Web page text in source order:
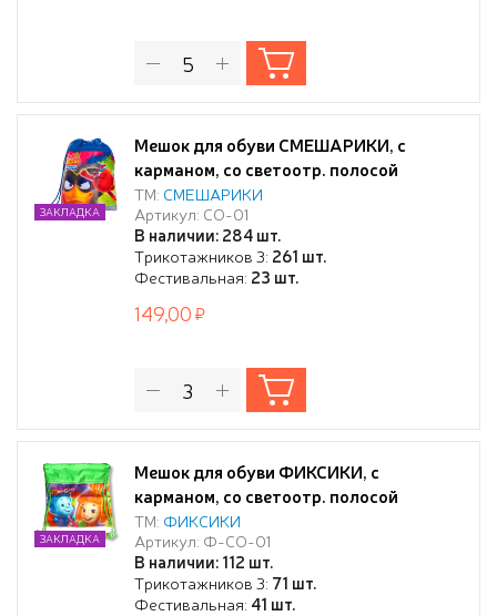
Мешок для обуви СМЕШАРИКИ, с
карманом, со светоотр. полосой
ТМ: СМЕШАРИКИ
Артикул: СО-01
В наличии: 284 шт.
Трикотажников 3: 261 шт.
Фестивальная: 23 шт.
ЗАКЛАДКА
149,00
Мешок для обуви ФИКСИКИ, с
карманом, со светоотр. полосой
ТМ: ФИКСИКИ
Артикул: Ф-СО-01
В наличии: 112 шт.
Трикотажников 3: 71 шт.
Фестивальная: 41 шт.
ЗАКЛАДКА